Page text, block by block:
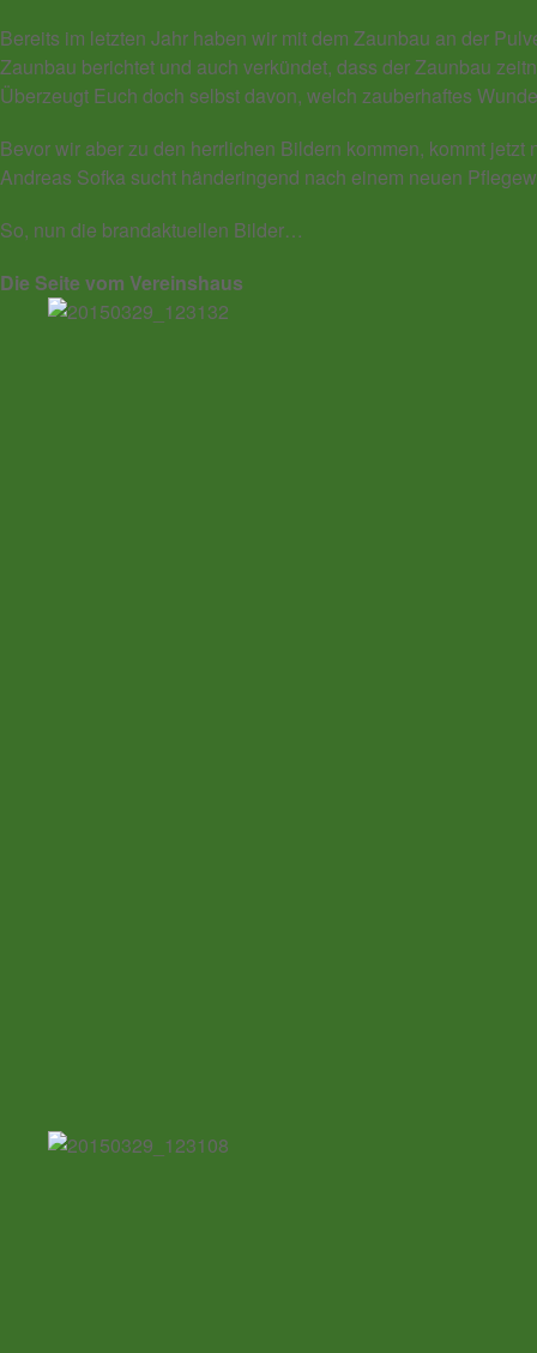
Bereits im letzten Jahr haben wir mit dem Zaunbau an der
Zaunbau berichtet und auch verkündet, dass der Zaunbau
Überzeugt Euch doch selbst davon, welch zauberhaftes
Bevor wir aber zu den herrlichen Bildern kommen, kommt
Andreas Sofka sucht händeringend nach einem neuen
So, nun die brandaktuellen Bilder…
Die Seite vom Vereinshaus